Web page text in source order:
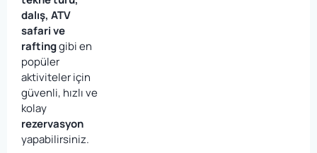
dalış, ATV
safari ve
raftinggibi en
popüler
aktiviteler için
güvenli, hızlı ve
kolay
rezervasyon
yapabilirsiniz.